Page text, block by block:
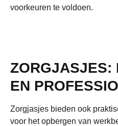
voorkeuren te voldoen.
ZORGJASJES:
EN
Zorgjasjes bieden ook
voor het opbergen van